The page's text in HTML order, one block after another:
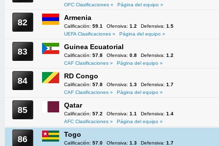
OFC Clasificaciones »
Página del equipo »
82 Armenia
Calificación: 59.1 Ofensiva: 1.2 Defensiva: 1.5
UEFA Clasificaciones »
Página del equipo »
83 Guinea Ecuatorial
Calificación: 57.8 Ofensiva: 0.8 Defensiva: 1.2
CAF Clasificaciones »
Página del equipo »
84 RD Congo
Calificación: 57.8 Ofensiva: 1.3 Defensiva: 1.7
CAF Clasificaciones »
Página del equipo »
85 Qatar
Calificación: 57.2 Ofensiva: 1.1 Defensiva: 1.4
AFC Clasificaciones »
Página del equipo »
86 Togo
Calificación: 57.0 Ofensiva: 1.3 Defensiva: 1.7